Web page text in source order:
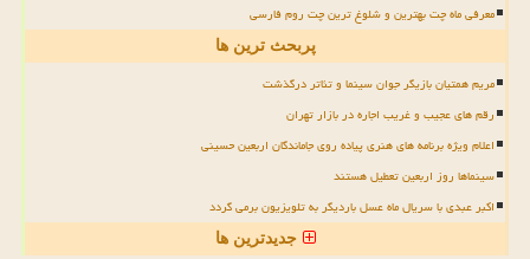
معرفی ماه چت بهترین و شلوغ ترین چت روم فارسی
پربحث ترین ها
مریم همتیان بازیگر جوان سینما و تئاتر درگذشت
رقم های عجیب و غریب اجاره در بازار تهران
اعلام ویژه برنامه های هنری پیاده روی جاماندگان اربعین حسینی
سینماها روز اربعین تعطیل هستند
اکبر عبدی با سریال ماه عسل باردیگر به تلویزیون برمی گردد
جدیدترین ها